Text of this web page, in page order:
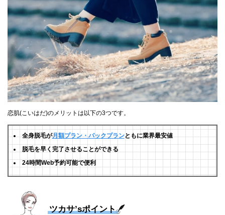
恋肌(こいはだ)のメリットは以下の3つです。
全身脱毛が月額プラン・パックプランともに業界最安値
脱毛を早く完了させることができる
24時間Web予約可能で便利
ツカサ’sポイント